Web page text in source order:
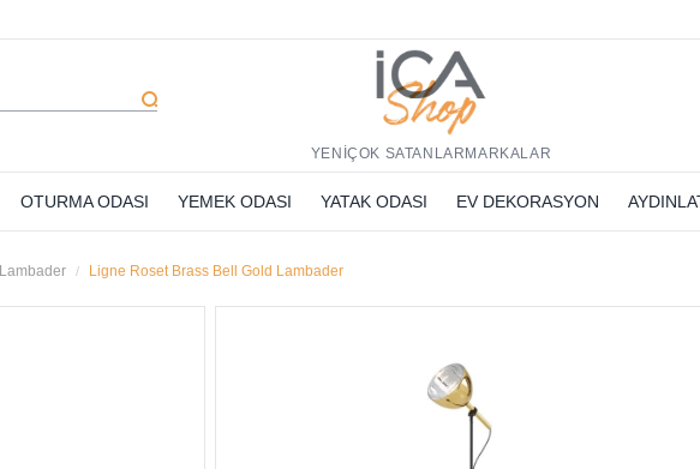
search
YENİÇOK SATANLAR MARKALAR
OTURMA ODASI YEMEK ODASI YATAK ODASI EV DEKORASYON
Lambader Ligne Roset Brass Bell Gold Lambader